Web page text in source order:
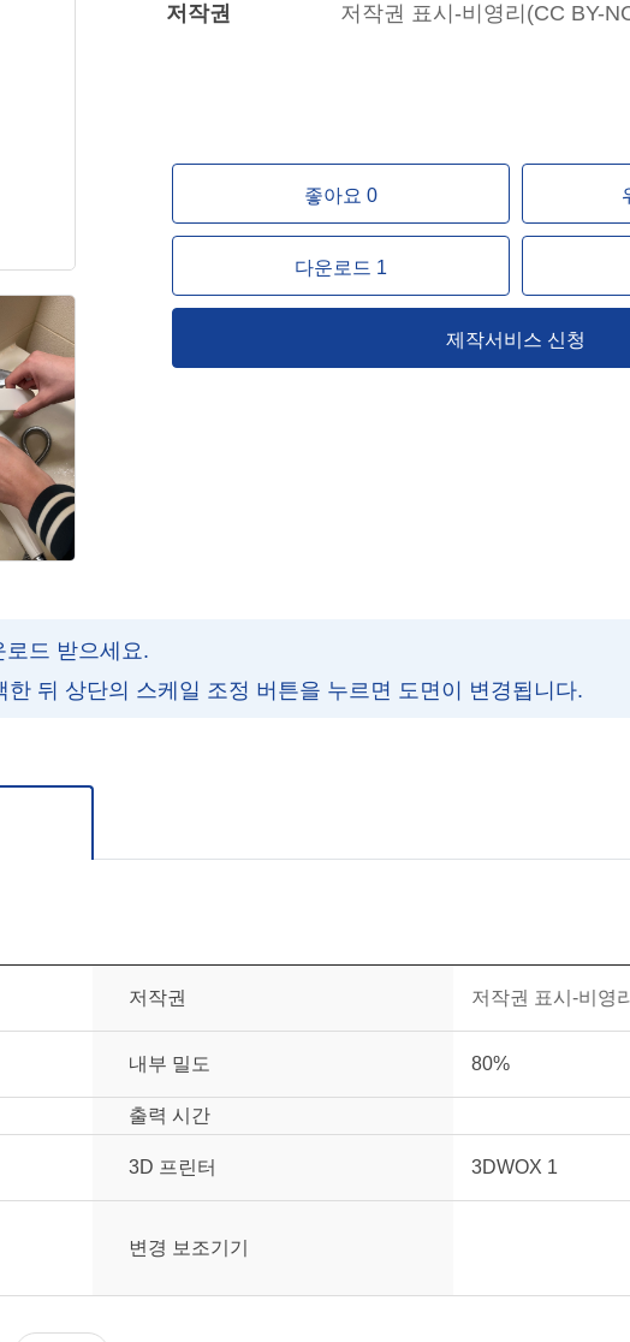
저작권
저작권 표시-비영리(CC BY-
좋아요 0
다운로드 1
제작서비스 신청
드 받으세요.
뒤 상단의 스케일 조정 버튼을 누르면 도면이 변경됩니다.
저작권 저작권 표시-비영
내부 밀도 80%
출력 시간
3D 프린터 3DWOX 1
변경 보조기기